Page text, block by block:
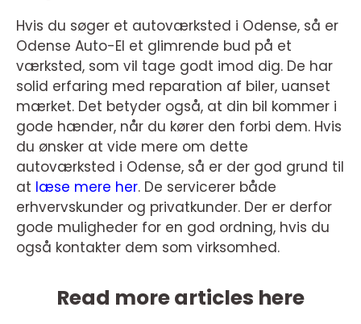
Hvis du søger et autoværksted i Odense, så er
Odense Auto-El et glimrende bud på et
værksted, som vil tage godt imod dig. De har
solid erfaring med reparation af biler, uanset
mærket. Det betyder også, at din bil kommer i
gode hænder, når du kører den forbi dem. Hvis
du ønsker at vide mere om dette
autoværksted i Odense, så er der god grund til
at læse mere her. De servicerer både
erhvervskunder og privatkunder. Der er derfor
gode muligheder for en god ordning, hvis du
også kontakter dem som virksomhed.
Read more articles here